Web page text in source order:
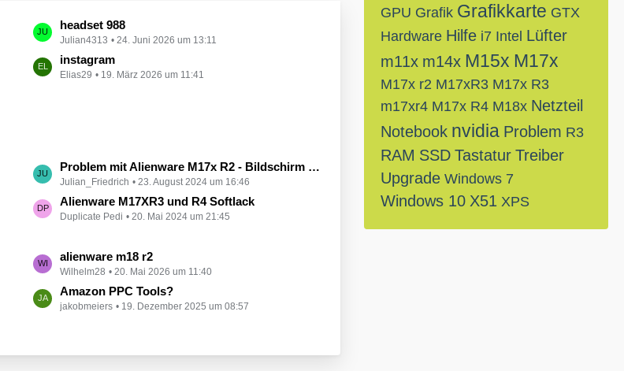
t
ä
L
e
t
z
t
r
ä
headset 988
Julian4313 24. Juni 2026 um 13:11
instagram
Elias29 19. März 2026 um 11:41
L
e
t
z
e
B
e
i
ä
Problem mit Alienware M17x R2 - Bildschirm bleibt schwarz beim Start
Julian_Friedrich 23. August 2024 um 16:46
Alienware M17XR3 und R4 Softlack
Duplicate Pedi 20. Mai 2024 um 21:45
L
e
t
z
alienware m18 r2
Wilhelm28 20. Mai 2026 um 11:40
Amazon PPC Tools?
jakobmeiers 19. Dezember 2025 um 08:57
GPU Grafik Grafikkarte GTX
Hardware Hilfe i7 Intel Lüfter
m11x m14x M15x M17x
M17x r2 M17xR3 M17x R3
m17xr4 M17x R4 M18x Netzteil
Notebook nvidia Problem R3
RAM SSD Tastatur Treiber
Upgrade Windows 7
Windows 10 X51 XPS